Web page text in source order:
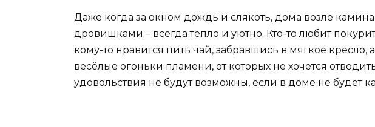
Даже когда за окном дождь и слякоть, дома возле
дровишками – всегда тепло и уютно. Кто-то любит
кому-то нравится пить чай, забравшись в мягкое кресло,
весёлые огоньки пламени, от которых не хочется
удовольствия не будут возможны, если в доме не будет